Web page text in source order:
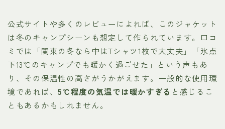
公式サイトや多くのレビューによれば、このジャケット
は冬のキャンプシーンも想定して作られています。口コ
ミでは「関東の冬なら中はTシャツ1枚で大丈夫」「氷点
下13℃のキャンプでも暖かく過ごせた」という声もあ
り、その保温性の高さがうかがえます。一般的な使用環
境であれば、5℃程度の気温では暖かすぎる と感じるこ
ともあるかもしれません。